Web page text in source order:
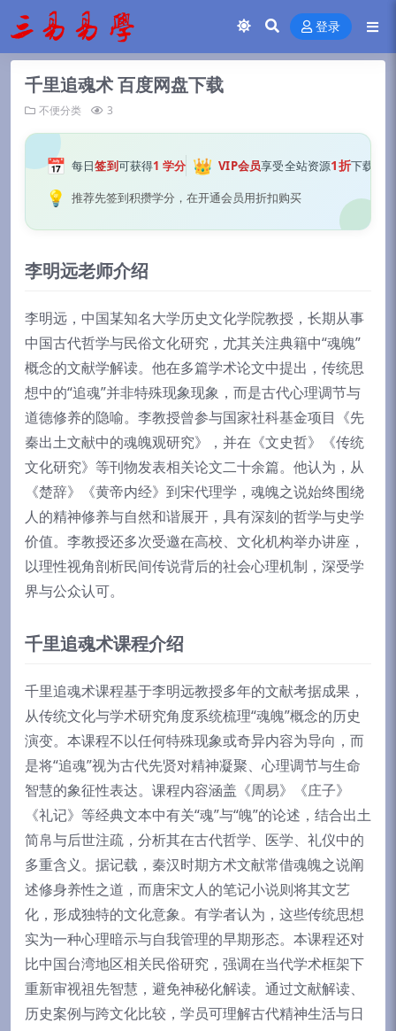
登录
千里追魂术 百度网盘下载
不便分类 3
📅 每日签到可获得1 学分 👑 VIP会员享受全站资源1折下载
💡 推荐先签到积攒学分，在开通会员用折扣购买
李明远老师介绍
李明远，中国某知名大学历史文化学院教授，长期从事
中国古代哲学与民俗文化研究，尤其关注典籍中“魂魄”
概念的文献学解读。他在多篇学术论文中提出，传统思
想中的“追魂”并非特殊现象现象，而是古代心理调节与
道德修养的隐喻。李教授曾参与国家社科基金项目《先
秦出土文献中的魂魄观研究》，并在《文史哲》《传统
文化研究》等刊物发表相关论文二十余篇。他认为，从
《楚辞》《黄帝内经》到宋代理学，魂魄之说始终围绕
人的精神修养与自然和谐展开，具有深刻的哲学与史学
价值。李教授还多次受邀在高校、文化机构举办讲座，
以理性视角剖析民间传说背后的社会心理机制，深受学
界与公众认可。
千里追魂术课程介绍
千里追魂术课程基于李明远教授多年的文献考据成果，
从传统文化与学术研究角度系统梳理“魂魄”概念的历史
演变。本课程不以任何特殊现象或奇异内容为导向，而
是将“追魂”视为古代先贤对精神凝聚、心理调节与生命
智慧的象征性表达。课程内容涵盖《周易》《庄子》
《礼记》等经典文本中有关“魂”与“魄”的论述，结合出土
简帛与后世注疏，分析其在古代哲学、医学、礼仪中的
多重含义。据记载，秦汉时期方术文献常借魂魄之说阐
述修身养性之道，而唐宋文人的笔记小说则将其文艺
化，形成独特的文化意象。有学者认为，这些传统思想
实为一种心理暗示与自我管理的早期形态。本课程还对
比中国台湾地区相关民俗研究，强调在当代学术框架下
重新审视祖先智慧，避免神秘化解读。通过文献解读、
历史案例与跨文化比较，学员可理解古代精神生活与日